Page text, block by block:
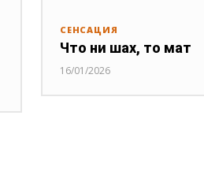
СЕНСАЦИЯ
Что ни шах, то мат
16/01/2026